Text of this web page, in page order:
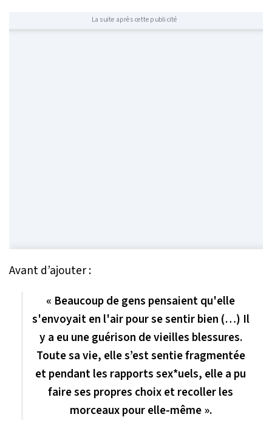
La suite après cette publicité
Avant d’ajouter :
« Beaucoup de gens pensaient qu'elle
s'envoyait en l'air pour se sentir bien (…) Il
y a eu une guérison de vieilles blessures.
Toute sa vie, elle s’est sentie fragmentée
et pendant les rapports sex*uels, elle a pu
faire ses propres choix et recoller les
morceaux pour elle-même ».